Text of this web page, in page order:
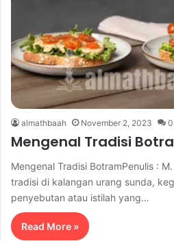
almathbaah November 2, 2023 0
Mengenal Tradisi
Mengenal Tradisi BotramPenulis :
tradisi di kalangan urang sunda,
penyebutan atau istilah yang…
Read More »